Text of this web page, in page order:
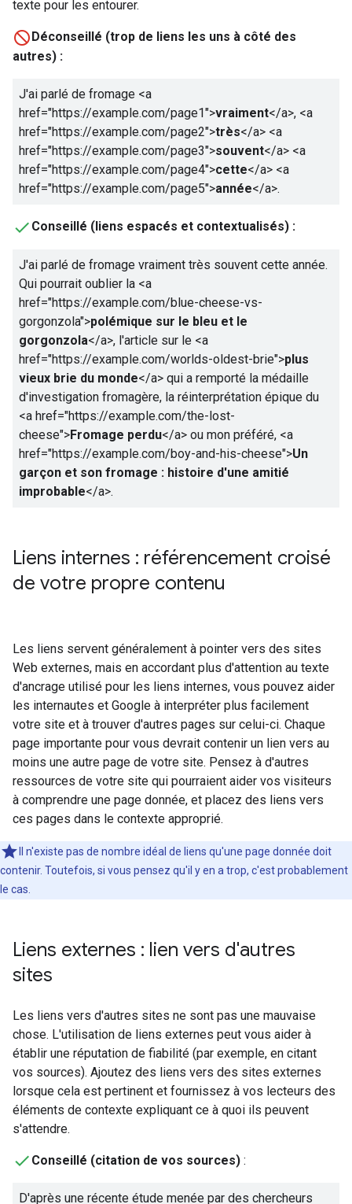
texte pour les entourer.
Déconseillé (trop de liens les uns à côté des
autres) :
J'ai parlé de fromage <a
href="https://example.com/page1">vraiment</a>, <a
href="https://example.com/page2">très</a> <a
href="https://example.com/page3">souvent</a> <a
href="https://example.com/page4">cette</a> <a
href="https://example.com/page5">année</a>.
Conseillé (liens espacés et contextualisés) :
J'ai parlé de fromage vraiment très souvent cette année.
Qui pourrait oublier la <a
href="https://example.com/blue-cheese-vs-
gorgonzola">polémique sur le bleu et le
gorgonzola</a>, l'article sur le <a
href="https://example.com/worlds-oldest-brie">plus
vieux brie du monde</a> qui a remporté la médaille
d'investigation fromagère, la réinterprétation épique du
<a href="https://example.com/the-lost-
cheese">Fromage perdu</a> ou mon préféré, <a
href="https://example.com/boy-and-his-cheese">Un
garçon et son fromage : histoire d'une amitié
improbable</a>.
Liens internes : référencement croisé
de votre propre contenu
Les liens servent généralement à pointer vers des sites
Web externes, mais en accordant plus d'attention au texte
d'ancrage utilisé pour les liens internes, vous pouvez aider
les internautes et Google à interpréter plus facilement
votre site et à trouver d'autres pages sur celui-ci. Chaque
page importante pour vous devrait contenir un lien vers au
moins une autre page de votre site. Pensez à d'autres
ressources de votre site qui pourraient aider vos visiteurs
à comprendre une page donnée, et placez des liens vers
ces pages dans le contexte approprié.
Il n'existe pas de nombre idéal de liens qu'une page donnée doit
contenir. Toutefois, si vous pensez qu'il y en a trop, c'est probablement
le cas.
Liens externes : lien vers d'autres
sites
Les liens vers d'autres sites ne sont pas une mauvaise
chose. L'utilisation de liens externes peut vous aider à
établir une réputation de fiabilité (par exemple, en citant
vos sources). Ajoutez des liens vers des sites externes
lorsque cela est pertinent et fournissez à vos lecteurs des
éléments de contexte expliquant ce à quoi ils peuvent
s'attendre.
Conseillé (citation de vos sources) :
D'après une récente étude menée par des chercheurs